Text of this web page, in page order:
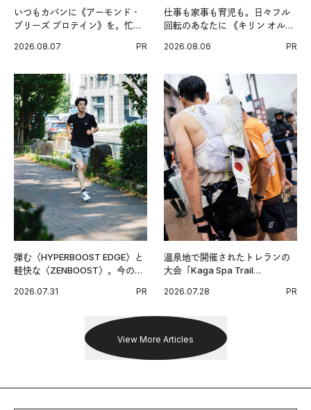
いつもカバンに《アーモンド・
ブリーズ プロテイン》を。忙し
グ習慣。
2026.08.07 PR
仕事も家事も育児も。日々フル
回転のあなたに 《キリン オルニ
2026.08.06 PR
弾む〈HYPERBOOST EDGE〉と
軽快な〈ZENBOOST〉。今の時
出した新機軸。
2026.07.31 PR
温泉地で開催されたトレランの
大会「Kaga Spa Trail
戦を夢見るランナーたちの奮闘
2026.07.28 PR
View More Articles